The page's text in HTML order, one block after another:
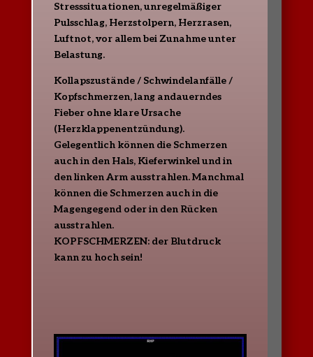
Stresssituationen,unregelmäßiger
Pulsschlag, Herzstolpern, Herzrasen,
Luftnot, vor allem bei Zunahme unter
Belastung.
Kollapszustände / Schwindelanfälle /
Kopfschmerzen,lang andauerndes
Fieber ohne klare Ursache
(Herzklappenentzündung).
Gelegentlich können die Schmerzen
auch in den Hals, Kieferwinkel und in
den linken Arm ausstrahlen.Manchmal
können die Schmerzen auch in die
Magengegend oder in den Rücken
ausstrahlen.
KOPFSCHMERZEN: der Blutdruck
kann zu hoch sein!